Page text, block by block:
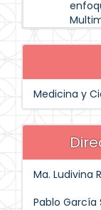
Medicina y
Ma. Ludivina
Pablo García